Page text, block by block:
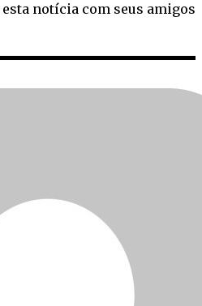
notícia com seus amigos